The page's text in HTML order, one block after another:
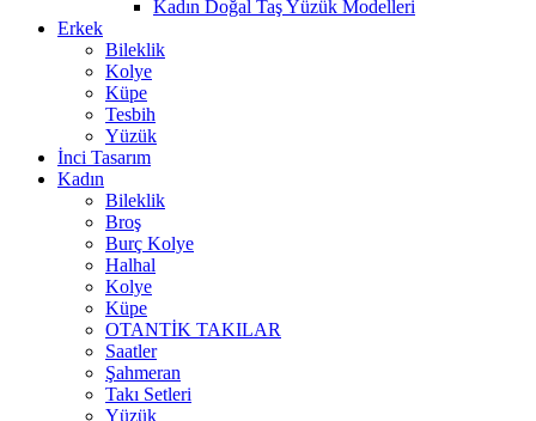
Kadın Doğal Taş Yüzük Modelleri
Erkek
Bileklik
Kolye
Küpe
Tesbih
Yüzük
İnci Tasarım
Kadın
Bileklik
Broş
Burç Kolye
Halhal
Kolye
Küpe
OTANTİK TAKILAR
Saatler
Şahmeran
Takı Setleri
Yüzük